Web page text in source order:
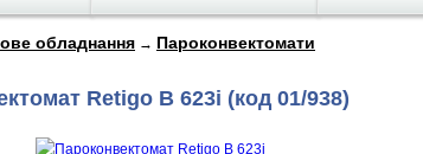
обладнання → Пароконвектомати
Retigo B 623i (код 01/938)